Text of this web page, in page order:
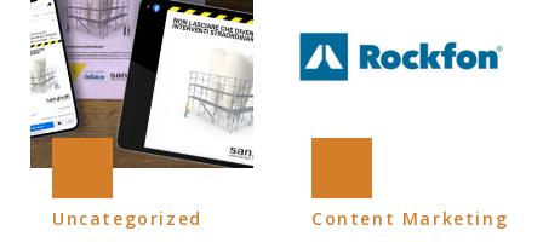
Uncategorized Content Marketing